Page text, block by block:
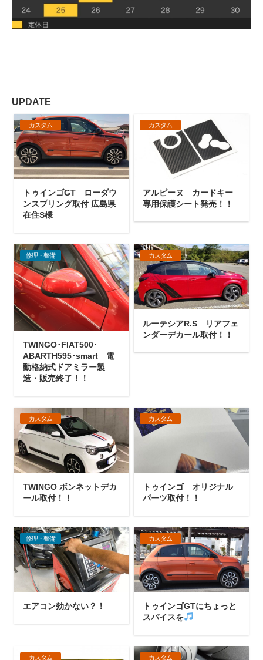
UPDATE
カスタム
トゥインゴGT ローダウ
ンスプリング取付 広島県
在住S様
カスタム
アルピーヌ カードキー
専用保護シート発売！！
修理・整備
TWINGO･FIAT500･
ABARTH595･smart 電
動格納式ドアミラー製
造・販売終了！！
カスタム
ルーテシアR.S リアフェ
ンダーデカール取付！！
カスタム
TWINGO ボンネットデカ
ール取付！！
カスタム
トゥインゴ オリジナル
パーツ取付！！
修理・整備
エアコン効かない？！
カスタム
トゥインゴGTにちょっと
スパイスを
カスタム カスタム